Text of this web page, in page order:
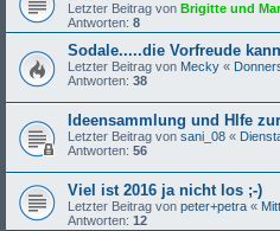
Letzter Beitrag von Brigitte und
Antworten: 8
Sodale.....die Vorfreude
Letzter Beitrag von Mecky «
Antworten: 38
Ideensammlung und Hlfe
Letzter Beitrag von sani_08 «
Antworten: 56
Viel ist 2016 ja nicht los ;-)
Letzter Beitrag von peter+petra «
Antworten: 12